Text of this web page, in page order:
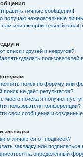
личные сообщения!
получаю нежелательные
или оскорбительный email
списки друзей и недругов?
удалять пользователей
поиск по форуму или
не даёт результатов?
моего поиска я получил
пользователя конференции?
свои сообщения и
закладки
отличаются от подписок?
закладку или
на определённый